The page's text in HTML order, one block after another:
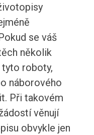
se váš
několik
roboty,
náborového
Při takovém
věnují
obvykle jen